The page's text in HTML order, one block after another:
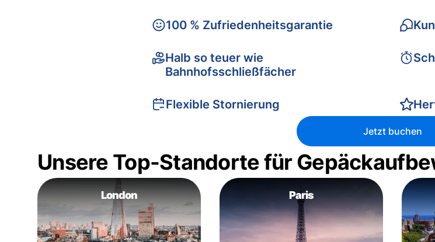
100 % Zufriedenheitsgarantie
Halb so teuer wie
Bahnhofsschließfächer
Flexible Stornierung
Jetzt buchen
Unsere Top-Standorte für
London Paris